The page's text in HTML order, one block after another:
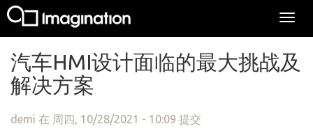
汽车HMI设计面临的最大挑战及
解决方案
demi 在 周四, 10/28/2021 - 10:09 提交